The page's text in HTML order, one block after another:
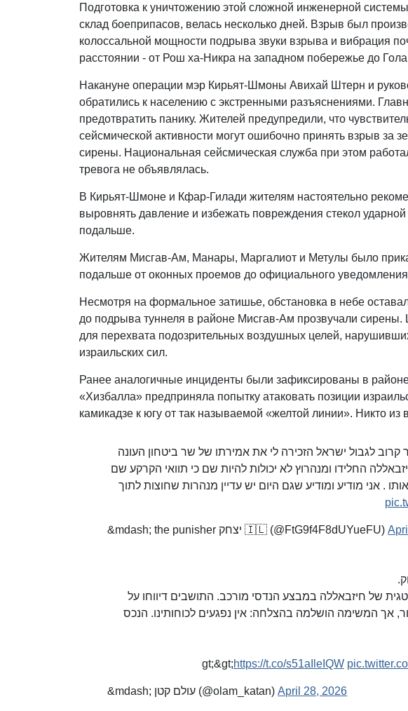
Подготовка к уничтожению этой сложной инженерной
склад боеприпасов, велась несколько дней. Взрыв был
колоссальной мощности подрыва звуки взрыва и вибрация
расстоянии - от Рош ха-Никра на западном побережье до
Накануне операции мэр Кирьят-Шмоны Авихай Штерн и
обратились к населению с экстренными разъяснениями.
предотвратить панику. Жителей предупредили, что
сейсмической активности могут ошибочно принять взрыв за
сирены. Национальная сейсмическая служба при этом
тревога не объявлялась.
В Кирьят-Шмоне и Кфар-Гилади жителям настоятельно
выровнять давление и избежать повреждения стекол
подальше.
Жителям Мисгав-Ам, Манары, Маргалиот и Метулы было
подальше от оконных проемов до официального
Несмотря на формальное затишье, обстановка в небе
до подрыва туннеля в районе Мисгав-Ам прозвучали
для перехвата подозрительных воздушных целей,
израильских сил.
Ранее аналогичные инциденты были зафиксированы в
«Хизбалла» предприняла попытку атаковать позиции
камикадзе к югу от так называемой «желтой линии». Никто
לגבול ישראל הזכירה לי את אמירתו של שר ביטחון העונה
החלידו ומנהרוץ לא יכולות להיות שם כי תוואי הקרקע שם
. אני מודיע ומודיע שגם היום יש עדיין מנהרות שחוצות לתוך
&mdash; the punisher יצחק 🇮🇱 (@FtG9f4F8dUYueFU)
של חיזבאללה במבצע הנדסי מורכב. התושבים דיווחו על
אך המשימה הושלמה בהצלחה: אין נפגעים לכוחותינו. הנכס
https://t.co/s51aIleIQW
&mdash; עולם קטן (@olam_katan)April 28, 2026